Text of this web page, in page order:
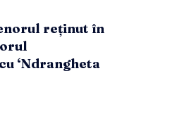
reținut în
‘Ndrangheta